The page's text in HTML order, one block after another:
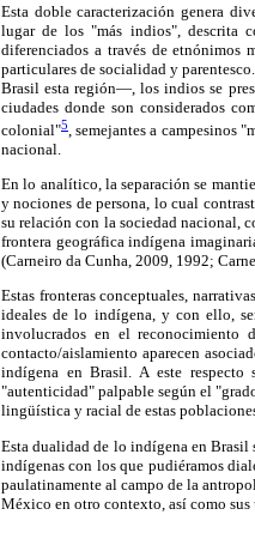
Esta doble caracterización genera
lugar de los "más indios", descrita
diferenciados a través de etnónimos
particulares de socialidad y
Brasil esta región—, los indios se
ciudades donde son considerados
colonial"5, semejantes a campesinos
nacional.
En lo analítico, la separación se
y nociones de persona, lo cual
su relación con la sociedad nacional,
frontera geográfica indígena
(Carneiro da Cunha, 2009, 1992;
Estas fronteras conceptuales,
ideales de lo indígena, y con ello,
involucrados en el reconocimiento
contacto/aislamiento aparecen
indígena en Brasil. A este
"autenticidad" palpable según el
lingüística y racial de estas
Esta dualidad de lo indígena en
indígenas con los que pudiéramos
paulatinamente al campo de la
México en otro contexto, así como